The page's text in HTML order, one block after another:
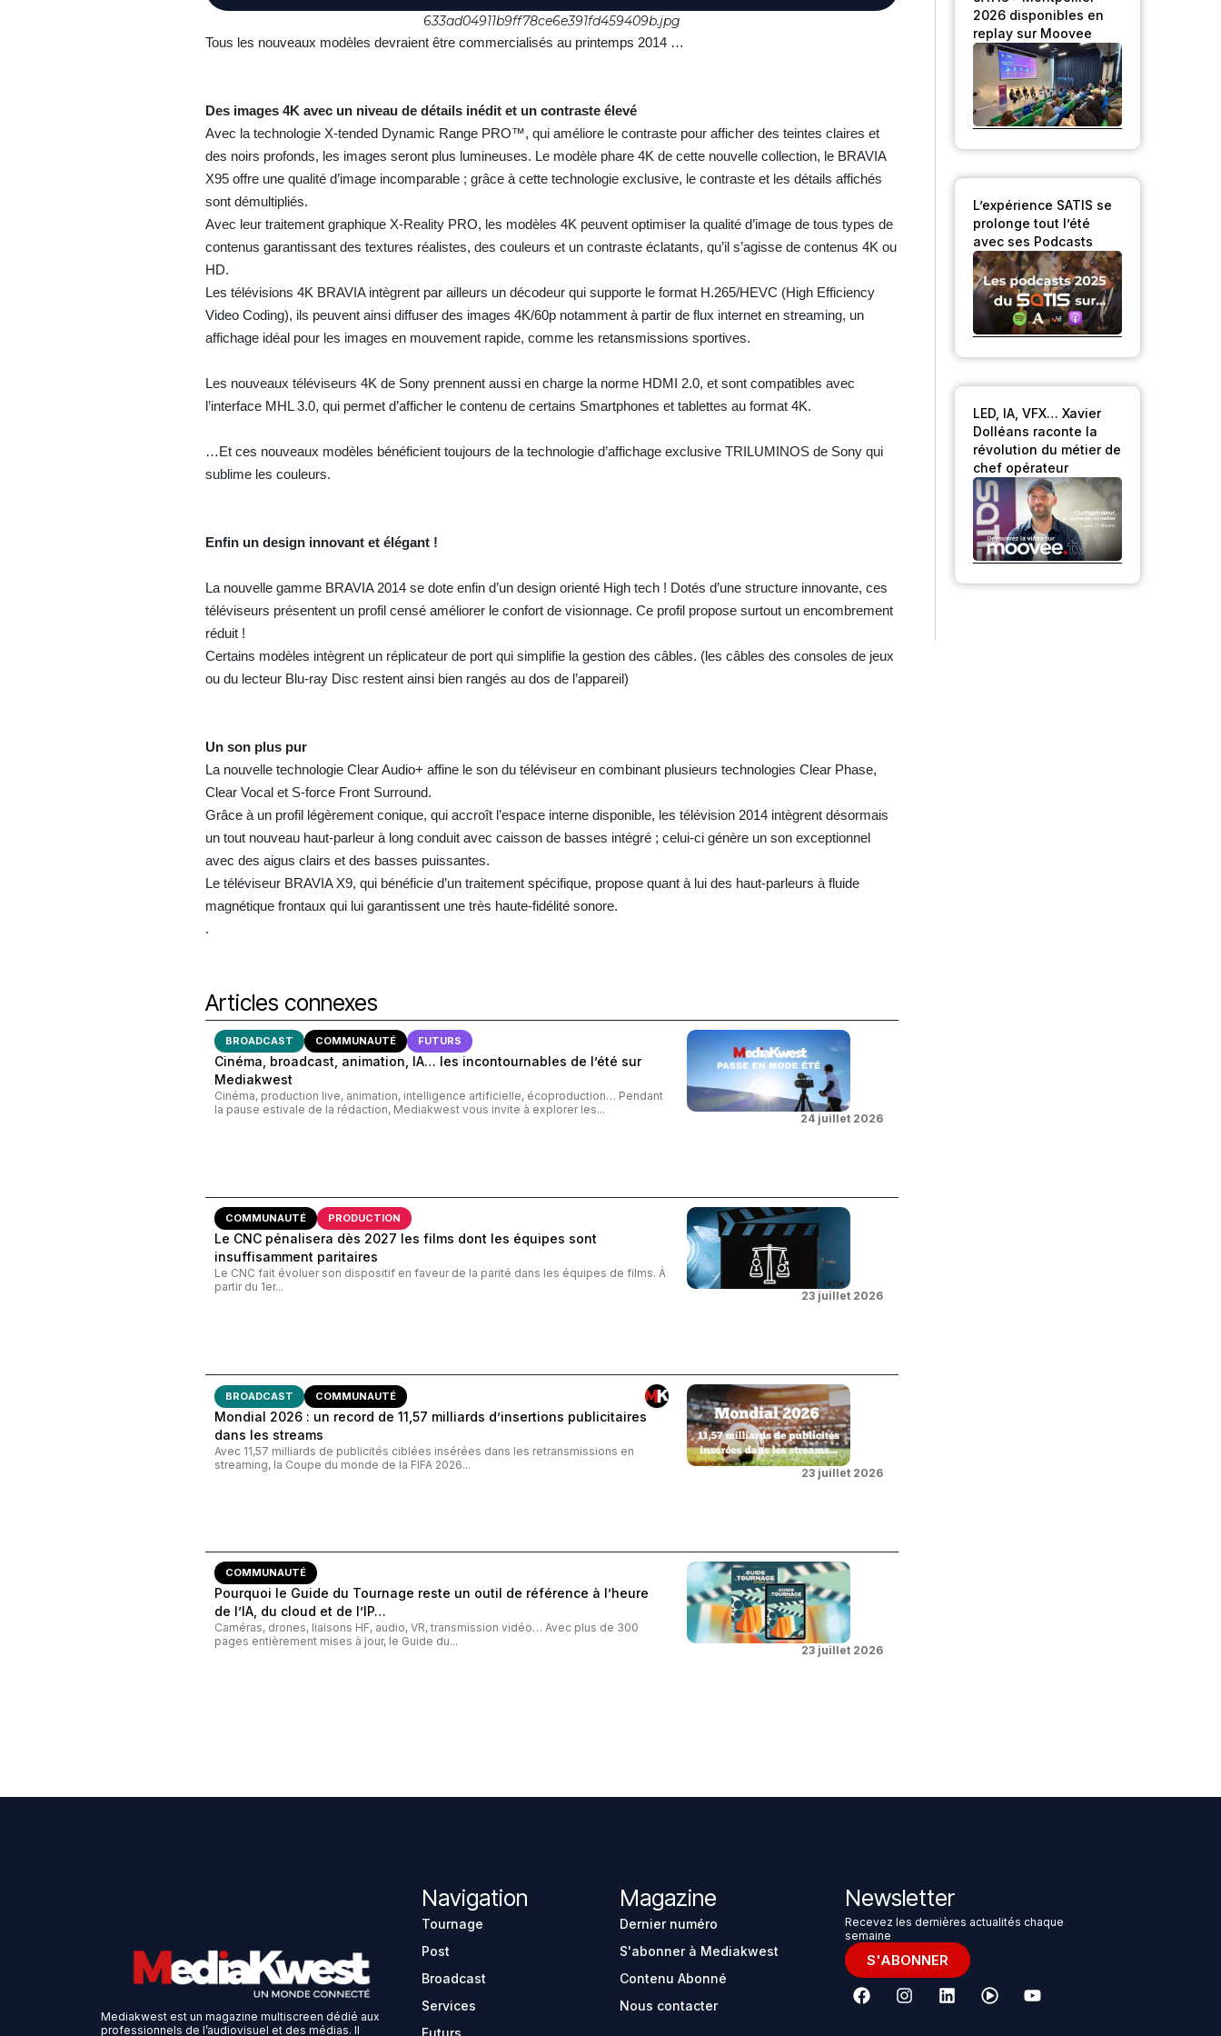
633ad04911b9ff78ce6e391fd459409b.jpg
Tous les nouveaux modèles devraient être commercialisés au printemps 2014 …
Des images 4K avec un niveau de détails inédit et un contraste élevé
Avec la technologie X-tended Dynamic Range PRO™, qui améliore le contraste pour afficher des teintes claires et
des noirs profonds, les images seront plus lumineuses. Le modèle phare 4K de cette nouvelle collection, le BRAVIA
X95 offre une qualité d’image incomparable ; grâce à cette technologie exclusive, le contraste et les détails affichés
sont démultipliés.
Avec leur traitement graphique X-Reality PRO, les modèles 4K peuvent optimiser la qualité d’image de tous types de
contenus garantissant des textures réalistes, des couleurs et un contraste éclatants, qu’il s’agisse de contenus 4K ou
HD.
Les télévisions 4K BRAVIA intègrent par ailleurs un décodeur qui supporte le format H.265/HEVC (High Efficiency
Video Coding), ils peuvent ainsi diffuser des images 4K/60p notamment à partir de flux internet en streaming, un
affichage idéal pour les images en mouvement rapide, comme les retansmissions sportives.
Les nouveaux téléviseurs 4K de Sony prennent aussi en charge la norme HDMI 2.0, et sont compatibles avec
l’interface MHL 3.0, qui permet d’afficher le contenu de certains Smartphones et tablettes au format 4K.
…Et ces nouveaux modèles bénéficient toujours de la technologie d’affichage exclusive TRILUMINOS de Sony qui
sublime les couleurs.
Enfin un design innovant et élégant !
La nouvelle gamme BRAVIA 2014 se dote enfin d’un design orienté High tech ! Dotés d’une structure innovante, ces
téléviseurs présentent un profil censé améliorer le confort de visionnage. Ce profil propose surtout un encombrement
réduit !
Certains modèles intègrent un réplicateur de port qui simplifie la gestion des câbles. (les câbles des consoles de jeux
ou du lecteur Blu-ray Disc restent ainsi bien rangés au dos de l’appareil)
Un son plus pur
La nouvelle technologie Clear Audio+ affine le son du téléviseur en combinant plusieurs technologies Clear Phase,
Clear Vocal et S-force Front Surround.
Grâce à un profil légèrement conique, qui accroît l’espace interne disponible, les télévision 2014 intègrent désormais
un tout nouveau haut-parleur à long conduit avec caisson de basses intégré ; celui-ci génère un son exceptionnel
avec des aigus clairs et des basses puissantes.
Le téléviseur BRAVIA X9, qui bénéficie d’un traitement spécifique, propose quant à lui des haut-parleurs à fluide
magnétique frontaux qui lui garantissent une très haute-fidélité sonore.
.
Articles connexes
BROADCAST COMMUNAUTÉ FUTURS
Cinéma, broadcast, animation, IA… les incontournables de l’été sur
Mediakwest
Cinéma, production live, animation, intelligence artificielle, écoproduction… Pendant
la pause estivale de la rédaction, Mediakwest vous invite à explorer les...
24 juillet 2026
COMMUNAUTÉ PRODUCTION
Le CNC pénalisera dès 2027 les films dont les équipes sont
insuffisamment paritaires
Le CNC fait évoluer son dispositif en faveur de la parité dans les équipes de films. À
partir du 1er...
23 juillet 2026
BROADCAST COMMUNAUTÉ
Mondial 2026 : un record de 11,57 milliards d’insertions publicitaires
dans les streams
Avec 11,57 milliards de publicités ciblées insérées dans les retransmissions en
streaming, la Coupe du monde de la FIFA 2026...
23 juillet 2026
COMMUNAUTÉ
Pourquoi le Guide du Tournage reste un outil de référence à l’heure
de l’IA, du cloud et de l’IP…
Caméras, drones, liaisons HF, audio, VR, transmission vidéo… Avec plus de 300
pages entièrement mises à jour, le Guide du...
23 juillet 2026
2026 disponibles en
replay sur Moovee
L’expérience SATIS se
prolonge tout l’été
avec ses Podcasts
LED, IA, VFX… Xavier
Dolléans raconte la
révolution du métier de
chef opérateur
Mediakwest est un magazine multiscreen dédié aux
professionnels de l’audiovisuel et des médias. Il
Navigation
Tournage
Post
Broadcast
Services
Magazine
Dernier numéro
S'abonner à Mediakwest
Contenu Abonné
Nous contacter
Newsletter
Recevez les dernières actualités chaque
semaine
S'ABONNER